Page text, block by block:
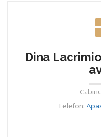
Dina
Telefon: